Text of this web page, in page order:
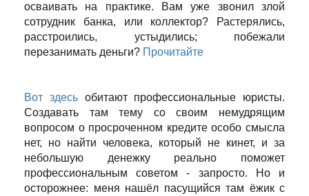
осваивать на практике. Вам уже звонил злой
сотрудник банка, или коллектор? Растерялись,
расстроились, устыдились; побежали
перезанимать деньги? Прочитайте
Вот здесьобитают профессиональные юристы.
Создавать там тему со своим немудрящим
вопросом о просроченном кредите особо смысла
нет, но найти человека, который не кинет, и за
небольшую денежку реально поможет
профессиональным советом - запросто. Но и
осторожнее: меня нашёл пасущийся там ёжик с